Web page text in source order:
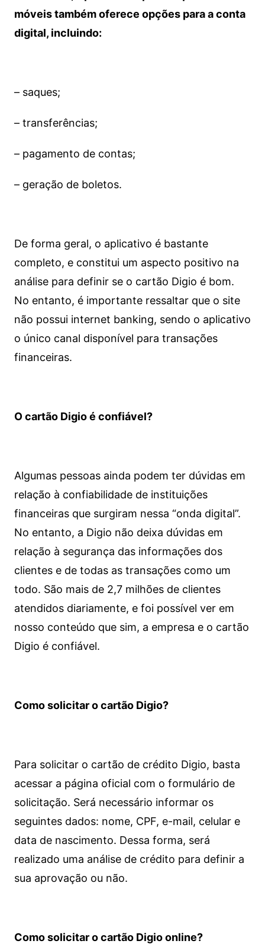
móveis também oferece opções para a conta
digital, incluindo:
– saques;
– transferências;
– pagamento de contas;
– geração de boletos.
De forma geral, o aplicativo é bastante
completo, e constitui um aspecto positivo na
análise para definir se o cartão Digio é bom.
No entanto, é importante ressaltar que o site
não possui internet banking, sendo o aplicativo
o único canal disponível para transações
financeiras.
O cartão Digio é confiável?
Algumas pessoas ainda podem ter dúvidas em
relação à confiabilidade de instituições
financeiras que surgiram nessa “onda digital”.
No entanto, a Digio não deixa dúvidas em
relação à segurança das informações dos
clientes e de todas as transações como um
todo. São mais de 2,7 milhões de clientes
atendidos diariamente, e foi possível ver em
nosso conteúdo que sim, a empresa e o cartão
Digio é confiável.
Como solicitar o cartão Digio?
Para solicitar o cartão de crédito Digio, basta
acessar a página oficial com o formulário de
solicitação. Será necessário informar os
seguintes dados: nome, CPF, e-mail, celular e
data de nascimento. Dessa forma, será
realizado uma análise de crédito para definir a
sua aprovação ou não.
Como solicitar o cartão Digio online?